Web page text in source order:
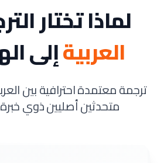
لماذا تختار
العربيةإلى
ترجمة معتمدة احترافية بين
متحدثين أصليين ذوي